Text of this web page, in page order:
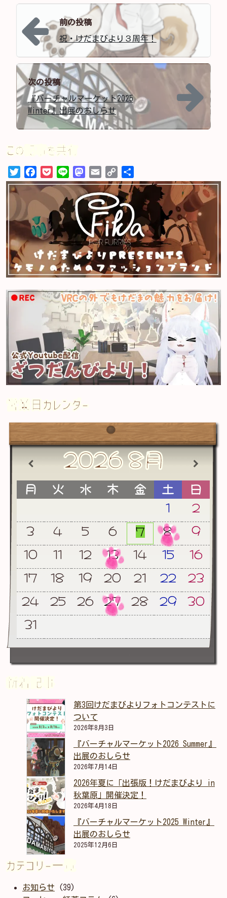
投稿ナビゲーション
前の投稿
祝・けだまびより３周年！
次の投稿
『バーチャルマーケット2025
Winter』出展のおしらせ
この記事を共有
TwitterFacebook
PocketLine Mastodon
Email Copy
Link有
営業日カレンダー
2026 8月
月 火 水 木 金 土
日
1
2
3
4 5 6 7 8
9
10
11 12 13 14 15
16
17
18 19 20 21 22
23
24
25 26 27 28 29
30
31
新着記事
第3回けだまびよりフォトコンテストに
ついて
2026年8月3日
『バーチャルマーケット2026 Summer』
出展のおしらせ
2026年7月14日
2026年夏に「出張版！けだまびより in
秋葉原」開催決定！
2026年4月18日
『バーチャルマーケット2025 Winter』
出展のおしらせ
2025年12月6日
カテゴリー一覧
お知らせ (39)